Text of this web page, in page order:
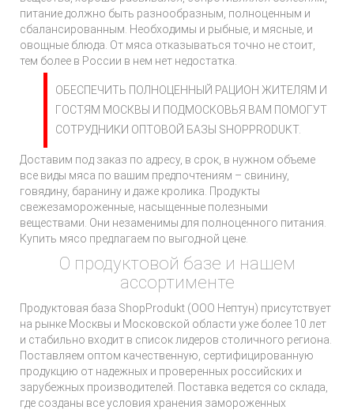
питание должно быть разнообразным, полноценным и
сбалансированным. Необходимы и рыбные, и мясные, и
овощные блюда. От мяса отказываться точно не стоит,
тем более в России в нем нет недостатка.
ОБЕСПЕЧИТЬ ПОЛНОЦЕННЫЙ РАЦИОН ЖИТЕЛЯМ И
ГОСТЯМ МОСКВЫ И ПОДМОСКОВЬЯ ВАМ ПОМОГУТ
СОТРУДНИКИ ОПТОВОЙ БАЗЫ SHOPPRODUKT.
Доставим под заказ по адресу, в срок, в нужном объеме
все виды мяса по вашим предпочтениям – свинину,
говядину, баранину и даже кролика. Продукты
свежезамороженные, насыщенные полезными
веществами. Они незаменимы для полноценного питания.
Купить мясо предлагаем по выгодной цене.
О продуктовой базе и нашем
ассортименте
Продуктовая база ShopProdukt (ООО Нептун) присутствует
на рынке Москвы и Московской области уже более 10 лет
и стабильно входит в список лидеров столичного региона.
Поставляем оптом качественную, сертифицированную
продукцию от надежных и проверенных российских и
зарубежных производителей. Поставка ведется со склада,
где созданы все условия хранения замороженных